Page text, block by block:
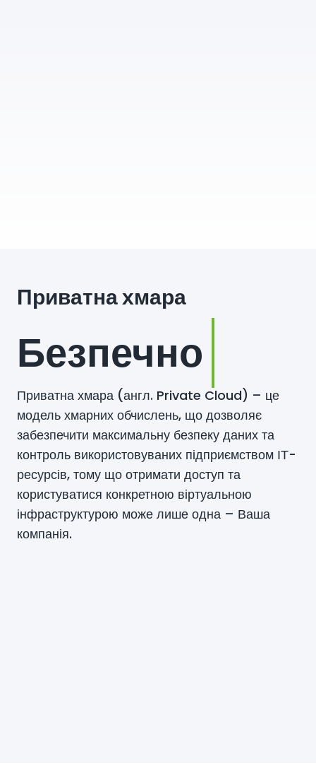
Приватна хмара
Безпечно
Приватна хмара (англ. Private Cloud) – це
модель хмарних обчислень, що дозволяє
забезпечити максимальну безпеку даних та
контроль використовуваних підприємством ІТ-
ресурсів, тому що отримати доступ та
користуватися конкретною віртуальною
інфраструктурою може лише одна – Ваша
компанія.